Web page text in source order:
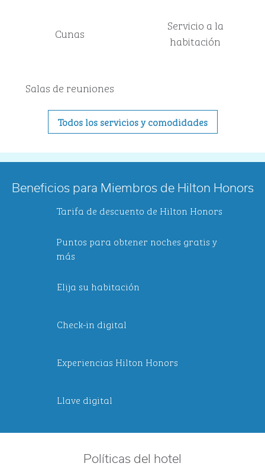
Cunas
Servicio a la
habitación
Salas de reuniones
Todos los servicios y comodidades
Beneficios para Miembros de Hilton Honors
Tarifa de descuento de Hilton Honors
Puntos para obtener noches gratis y
más
Elija su habitación
Check-in digital
Experiencias Hilton Honors
Llave digital
Políticas del hotel